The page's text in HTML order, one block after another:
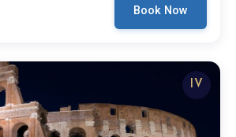
Book Now
IV